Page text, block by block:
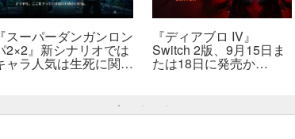
『スーパーダンガンロン
2×2』新シナリオでは
ャラ人気は生死に関係
『ディアブロ IV』
Switch 2版、9月15日ま
たは18日に発売か